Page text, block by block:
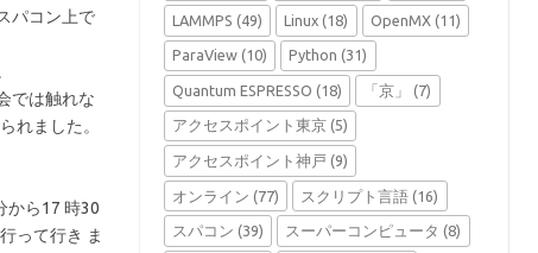
パコン上で
では触れな
れました。
から17 時30
って行き ま
LAMMPS (49) Linux (18) OpenMX (11)
ParaView(10) Python (31)
Quantum ESPRESSO (18) 「京」 (7)
アクセスポイント東京(5)
アクセスポイント神戸 (9)
オンライン (77) スクリプト言語 (16)
スパコン (39) スーパーコンピュータ (8)